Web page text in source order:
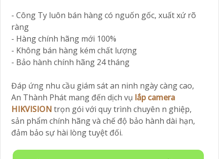
- Công Ty luôn bán hàng có nguốn gốc, xuất xứ rõ
ràng
- Hàng chính hãng mới 100%
- Không bán hàng kém chất lượng
- Bảo hành chính hãng 24 tháng
Đáp ứng nhu cầu giám sát an ninh ngày càng cao,
An Thành Phát mang đến dịch vụ lắp camera
HIKVISIONtrọn gói với quy trình chuyên n ghiệp,
sản phẩm chính hãng và chế độ bảo hành dài hạn,
đảm bảo sự hài lòng tuyệt đối.